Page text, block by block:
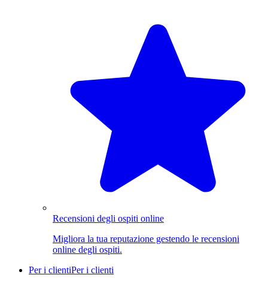
Recensioni degli ospiti online
Migliora la tua reputazione gestendo le recensioni
online degli ospiti.
Per i clientiPer i clienti